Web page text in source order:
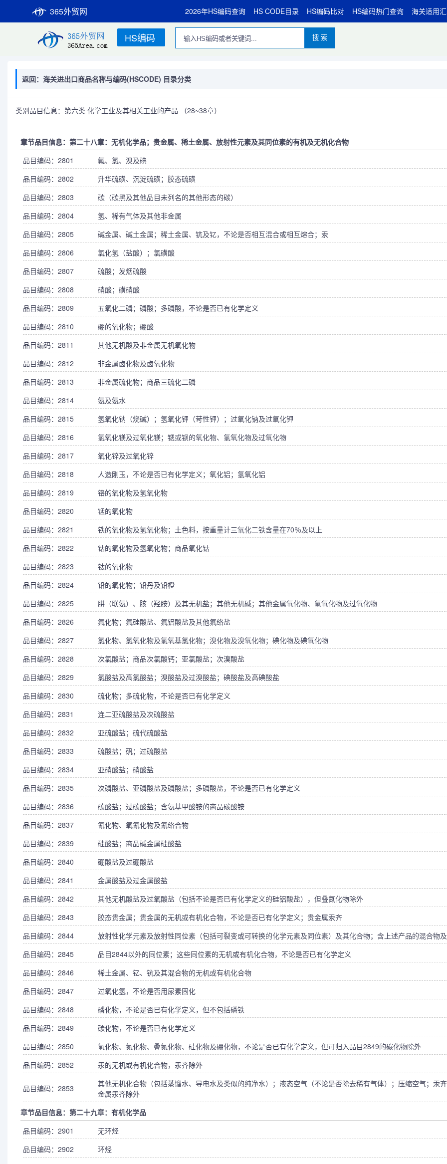
365外贸网 2026年HS编码查询 HS CODE目录 HS编码比对 HS编码热门查询 海关适用
HS编码 搜 索
返回：海关进出口商品名称与编码(HSCODE) 目录分类
类别品目信息：第六类 化学工业及其相关工业的产品 （28~38章）
章节品目信息：第二十八章：无机化学品；贵金属、稀土金属、放射性元素及其同位素的有机及无机化合物
品目编码：2801
氟、氯、溴及碘
品目编码：2802
升华硫磺、沉淀硫磺；胶态硫磺
品目编码：2803
碳（碳黑及其他品目未列名的其他形态的碳）
品目编码：2804
氢、稀有气体及其他非金属
品目编码：2805
碱金属、碱土金属；稀土金属、钪及钇，不论是否相互混合或相互熔合；汞
品目编码：2806
氯化氢（盐酸）；氯磺酸
品目编码：2807
硫酸；发烟硫酸
品目编码：2808
硝酸；磺硝酸
品目编码：2809
五氧化二磷；磷酸；多磷酸，不论是否已有化学定义
品目编码：2810
硼的氧化物；硼酸
品目编码：2811
其他无机酸及非金属无机氧化物
品目编码：2812
非金属卤化物及卤氧化物
品目编码：2813
非金属硫化物；商品三硫化二磷
品目编码：2814
氨及氨水
品目编码：2815
氢氧化钠（烧碱）；氢氧化钾（苛性钾）；过氧化钠及过氧化钾
品目编码：2816
氢氧化镁及过氧化镁；锶或钡的氧化物、氢氧化物及过氧化物
品目编码：2817
氧化锌及过氧化锌
品目编码：2818
人造刚玉，不论是否已有化学定义；氧化铝；氢氧化铝
品目编码：2819
铬的氧化物及氢氧化物
品目编码：2820
锰的氧化物
品目编码：2821
铁的氧化物及氢氧化物；土色料，按重量计三氧化二铁含量在70％及以上
品目编码：2822
钴的氧化物及氢氧化物；商品氧化钴
品目编码：2823
钛的氧化物
品目编码：2824
铅的氧化物；铅丹及铅橙
品目编码：2825
肼（联氨）、胲（羟胺）及其无机盐；其他无机碱；其他金属氧化物、氢氧化物及过氧化物
品目编码：2826
氟化物；氟硅酸盐、氟铝酸盐及其他氟络盐
品目编码：2827
氯化物、氯氧化物及氢氧基氯化物；溴化物及溴氧化物；碘化物及碘氧化物
品目编码：2828
次氯酸盐；商品次氯酸钙；亚氯酸盐；次溴酸盐
品目编码：2829
氯酸盐及高氯酸盐；溴酸盐及过溴酸盐；碘酸盐及高碘酸盐
品目编码：2830
硫化物；多硫化物，不论是否已有化学定义
品目编码：2831
连二亚硫酸盐及次硫酸盐
品目编码：2832
亚硫酸盐；硫代硫酸盐
品目编码：2833
硫酸盐；矾；过硫酸盐
品目编码：2834
亚硝酸盐；硝酸盐
品目编码：2835
次磷酸盐、亚磷酸盐及磷酸盐；多磷酸盐，不论是否已有化学定义
品目编码：2836
碳酸盐；过碳酸盐；含氨基甲酸铵的商品碳酸铵
品目编码：2837
氰化物、氧氰化物及氰络合物
品目编码：2839
硅酸盐；商品碱金属硅酸盐
品目编码：2840
硼酸盐及过硼酸盐
品目编码：2841
金属酸盐及过金属酸盐
品目编码：2842
其他无机酸盐及过氧酸盐（包括不论是否已有化学定义的硅铝酸盐），但叠氮化物除外
品目编码：2843
胶态贵金属；贵金属的无机或有机化合物，不论是否已有化学定义；贵金属汞齐
品目编码：2844
放射性化学元素及放射性同位素（包括可裂变或可转换的化学元素及同位素）及其化合物；含上述产品的混合物
品目编码：2845
品目2844以外的同位素；这些同位素的无机或有机化合物，不论是否已有化学定义
品目编码：2846
稀土金属、钇、钪及其混合物的无机或有机化合物
品目编码：2847
过氧化氢，不论是否用尿素固化
品目编码：2848
磷化物，不论是否已有化学定义，但不包括磷铁
品目编码：2849
碳化物，不论是否已有化学定义
品目编码：2850
氢化物、氮化物、叠氮化物、硅化物及硼化物，不论是否已有化学定义，但可归入品目2849的碳化物除外
品目编码：2852
汞的无机或有机化合物，汞齐除外
品目编码：2853
其他无机化合物（包括蒸馏水、导电水及类似的纯净水）；液态空气（不论是否除去稀有气体）；压缩空气；汞
金属汞齐除外
章节品目信息：第二十九章：有机化学品
品目编码：2901
无环烃
品目编码：2902
环烃